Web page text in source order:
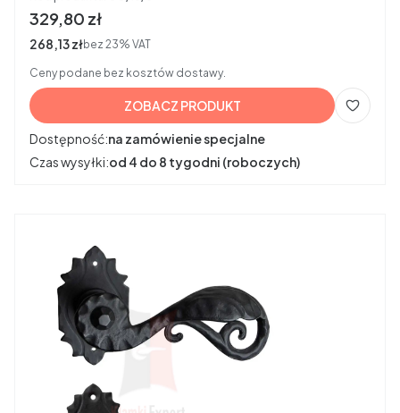
Cena brutto
329,80 zł
Cena netto
268,13 złbez 23% VAT
Ceny podane bez kosztów dostawy.
ZOBACZ PRODUKT
Dostępność:na zamówienie specjalne
Czas wysyłki:od 4 do 8 tygodni (roboczych)